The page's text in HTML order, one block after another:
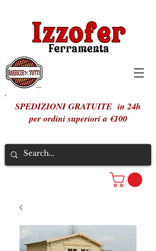
SPEDIZIONI GRATUITE in 24h
per ordini superiori a €100